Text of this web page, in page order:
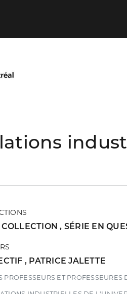
COLLECTION, SÉRIE EN
, PATRICE JALETTE
PROFESSEURS ET PROFESSEURES